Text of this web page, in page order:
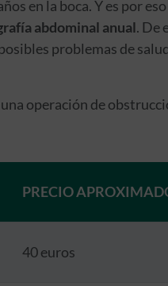
en la boca. Y es por
abdominal anual. De
problemas de
operación de
PRECIO
40 euros